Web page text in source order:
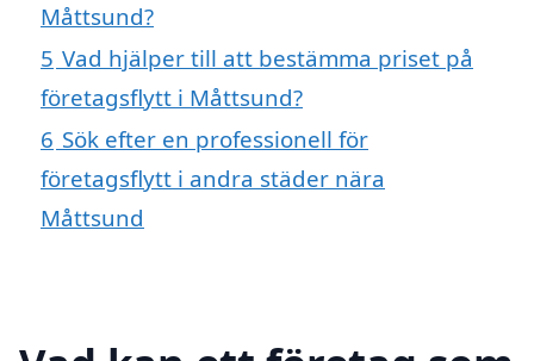
Måttsund?
5 Vad hjälper till att bestämma priset på
företagsflytt i Måttsund?
6 Sök efter en professionell för
företagsflytt i andra städer nära
Måttsund